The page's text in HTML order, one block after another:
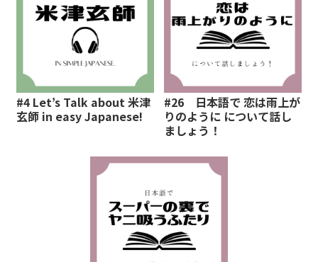
#4 Let’s Talk about 米津
玄師 in easy Japanese!
#26 日本語で 恋は雨上が
りのように について話し
ましょう！